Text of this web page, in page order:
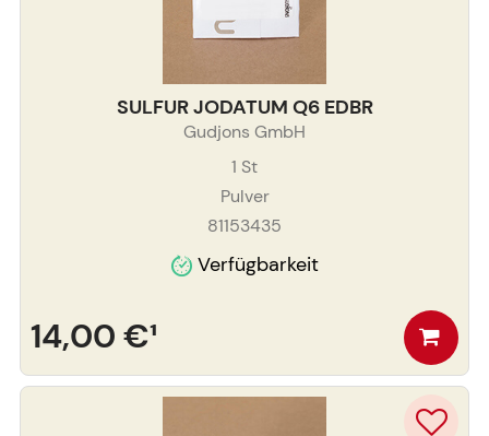
SULFUR JODATUM Q6 EDBR
Gudjons GmbH
1 St
Pulver
81153435
Verfügbarkeit
14,00 €¹